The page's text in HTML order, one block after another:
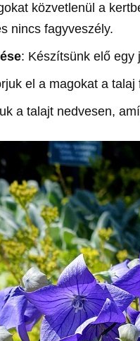
közvetlenül a
nincs fagyveszély.
: Készítsünk elő egy
el a magokat a
a talajt nedvesen,